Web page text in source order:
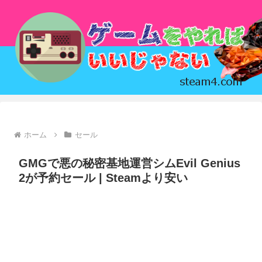
ホーム セール
GMGで悪の秘密基地運営シムEvil Genius
2が予約セール | Steamより安い